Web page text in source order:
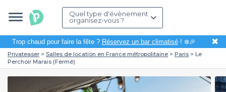
Quel type d'évènement
organisez-vous ?
Trop chaud pour faire la fête ? Réservez un bar climatisé! ❄️🎉 ✖
Privateaser Salles de location en France métropolitaine Paris
Le
Perchoir Marais (Fermé)